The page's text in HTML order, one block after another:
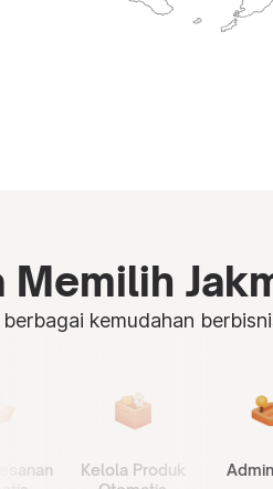
Memilih
kemudahan
Kelola Produk